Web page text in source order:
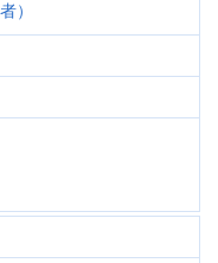
）